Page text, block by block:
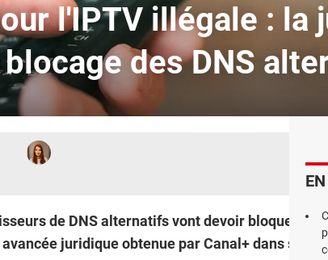
l'IPTV illégale : la
des DNS
de DNS alternatifs vont devoir bloquer
juridique obtenue par Canal+ dans sa